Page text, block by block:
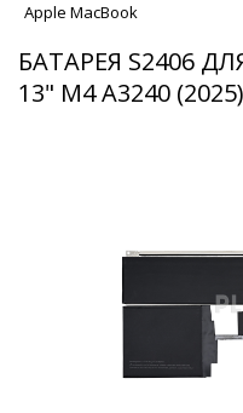
Apple MacBook
БАТАРЕЯ S2406
13" M4 A3240 (2025)